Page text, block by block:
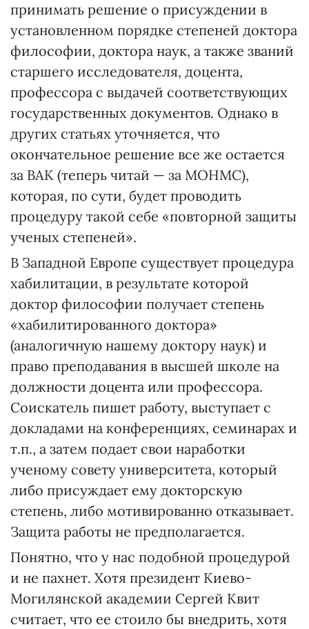
принимать решение о присуждении в
установленном порядке степеней доктора
философии, доктора наук, а также званий
старшего исследователя, доцента,
профессора с выдачей соответствующих
государственных документов. Однако в
других статьях уточняется, что
окончательное решение все же остается
за ВАК (теперь читай — за МОНМС),
которая, по сути, будет проводить
процедуру такой себе «повторной защиты
ученых степеней».
В Западной Европе существует процедура
хабилитации, в результате которой
доктор философии получает степень
«хабилитированного доктора»
(аналогичную нашему доктору наук) и
право преподавания в высшей школе на
должности доцента или профессора.
Соискатель пишет работу, выступает с
докладами на конференциях, семинарах и
т.п., а затем подает свои наработки
ученому совету университета, который
либо присуждает ему докторскую
степень, либо мотивированно отказывает.
Защита работы не предполагается.
Понятно, что у нас подобной процедурой
и не пахнет. Хотя президент Киево-
Могилянской академии Сергей Квит
считает, что ее стоило бы внедрить, хотя